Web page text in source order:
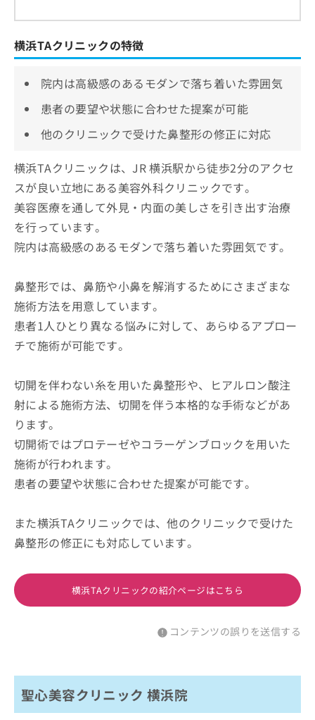
横浜TAクリニックの特徴
院内は高級感のあるモダンで落ち着いた雰囲気
患者の要望や状態に合わせた提案が可能
他のクリニックで受けた鼻整形の修正に対応
横浜TAクリニックは、JR 横浜駅から徒歩2分のアクセ
スが良い立地にある美容外科クリニックです。
美容医療を通して外見・内面の美しさを引き出す治療
を行っています。
院内は高級感のあるモダンで落ち着いた雰囲気です。
鼻整形では、鼻筋や小鼻を解消するためにさまざまな
施術方法を用意しています。
患者1人ひとり異なる悩みに対して、あらゆるアプロー
チで施術が可能です。
切開を伴わない糸を用いた鼻整形や、ヒアルロン酸注
射による施術方法、切開を伴う本格的な手術などがあ
ります。
切開術ではプロテーゼやコラーゲンブロックを用いた
施術が行われます。
患者の要望や状態に合わせた提案が可能です。
また横浜TAクリニックでは、他のクリニックで受けた
鼻整形の修正にも対応しています。
横浜TAクリニックの紹介ページはこちら
コンテンツの誤りを送信する
聖心美容クリニック 横浜院